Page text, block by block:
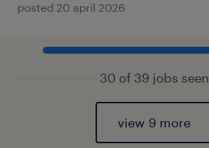
posted 20 april 2026
30 of 39 jobs seen
view 9 more